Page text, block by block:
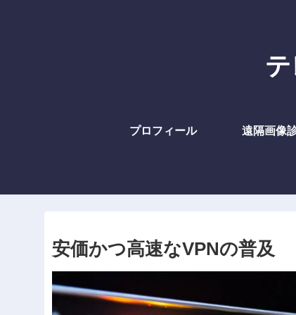
プロフィール 遠隔画像
安価かつ高速なVPNの普